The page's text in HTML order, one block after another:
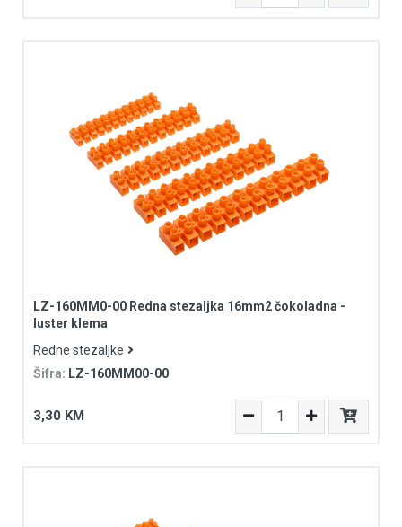
LZ-160MM0-00 Redna stezaljka 16mm2 čokoladna -
luster klema
Redne stezaljke
Šifra: LZ-160MM00-00
3,30 KM